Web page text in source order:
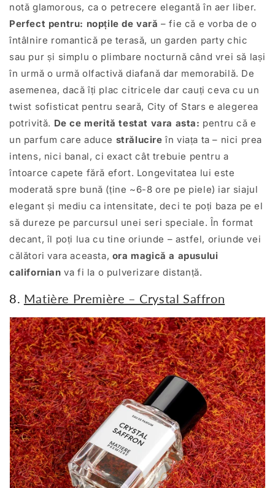
notă glamorous, ca o petrecere elegantă în aer liber.
Perfect pentru: nopțile de vară – fie că e vorba de o
întâlnire romantică pe terasă, un garden party chic
sau pur și simplu o plimbare nocturnă când vrei să lași
în urmă o urmă olfactivă diafană dar memorabilă. De
asemenea, dacă îți plac citricele dar cauți ceva cu un
twist sofisticat pentru seară, City of Stars e alegerea
potrivită. De ce merită testat vara asta: pentru că e
un parfum care aduce strălucire în viața ta – nici prea
intens, nici banal, ci exact cât trebuie pentru a
întoarce capete fără efort. Longevitatea lui este
moderată spre bună (ține ~6-8 ore pe piele) iar siajul
elegant și mediu ca intensitate, deci te poți baza pe el
să dureze pe parcursul unei seri speciale. În format
decant, îl poți lua cu tine oriunde – astfel, oriunde vei
călători vara aceasta, ora magică a apusului
californian va fi la o pulverizare distanță.
8. Matière Première – Crystal Saffron